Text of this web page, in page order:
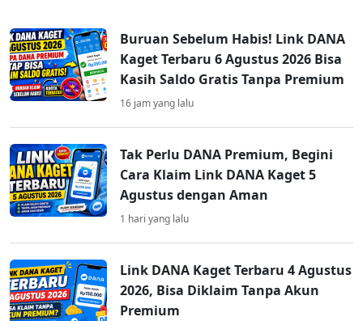
Buruan Sebelum Habis! Link DANA
Kaget Terbaru 6 Agustus 2026 Bisa
Kasih Saldo Gratis Tanpa Premium
16 jam yang lalu
Tak Perlu DANA Premium, Begini
Cara Klaim Link DANA Kaget 5
Agustus dengan Aman
1 hari yang lalu
Link DANA Kaget Terbaru 4 Agustus
2026, Bisa Diklaim Tanpa Akun
Premium